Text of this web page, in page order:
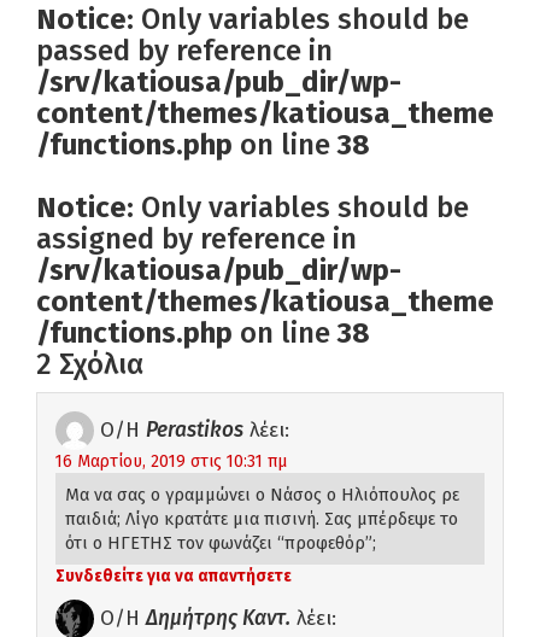
Notice: Only variables should be
passed by reference in
/srv/katiousa/pub_dir/wp-
content/themes/katiousa_theme
/functions.php on line38
Notice: Only variables should be
assigned by reference in
/srv/katiousa/pub_dir/wp-
content/themes/katiousa_theme
/functions.php on line38
2 Σχόλια
Ο/Η Perastikos λέει:
16 Μαρτίου, 2019 στις 10:31 πμ
Μα να σας ο γραμμώνει ο Νάσος ο Ηλιόπουλος ρε
παιδιά; Λίγο κρατάτε μια πισινή. Σας μπέρδεψε το
ότι ο ΗΓΕΤΗΣ τον φωνάζει “προφεθόρ”;
Συνδεθείτε για να απαντήσετε
Ο/ΗΔημήτρης Καντ. λέει: